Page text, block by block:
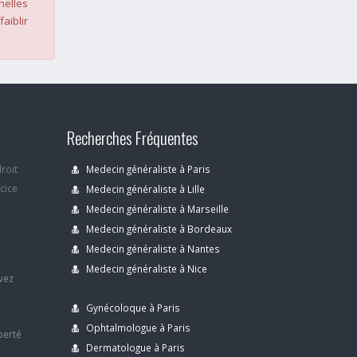
Recherches Fréquentes
Medecin généraliste à Paris
Medecin généraliste à Lille
Medecin généraliste à Marseille
Medecin généraliste à Bordeaux
Medecin généraliste à Nantes
Medecin généraliste à Nice
Gynécoloque à Paris
Ophtalmologue à Paris
Dermatologue à Paris